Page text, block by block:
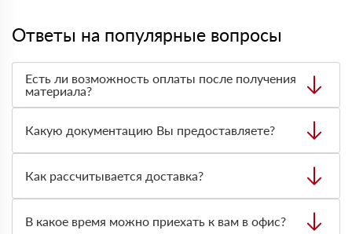
Ответы на популярные вопросы
Есть ли возможность оплаты после получения
материала?
оплата по факту получения товара. При этом, если
доставленный товар был ненадлежащего качества, то
Вы вправе от него отказаться.
Какую документацию Вы предоставляете?
сертификаты и паспорта качества, а также товарно-
транспортную накладную.
Как рассчитывается доставка?
персональный менеджер для уточнения деталей заказа.
В какое время можно приехать к вам в офис?